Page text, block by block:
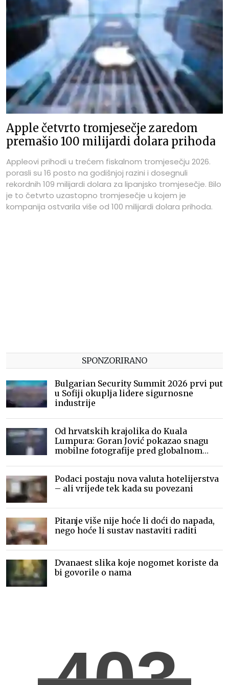
Apple četvrto tromjesečje zaredom
premašio 100 milijardi dolara prihoda
Appleovi prihodi u trećem fiskalnom tromjesečju 2026.
porasli su 16 posto na godišnjoj razini i dosegnuli
rekordnih 109 milijardi dolara za lipanjsko tromjesečje. Bilo
je to četvrto uzastopno tromjesečje u kojem je
kompanija ostvarila više od 100 milijardi dolara prihoda.
SPONZORIRANO
Bulgarian Security Summit 2026 prvi put
u Sofiji okuplja lidere sigurnosne
industrije
Od hrvatskih krajolika do Kuala
Lumpura: Goran Jović pokazao snagu
mobilne fotografije pred globalnom
Podaci postaju nova valuta hotelijerstva
– ali vrijede tek kada su povezani
Pitanje više nije hoće li doći do napada,
nego hoće li sustav nastaviti raditi
Dvanaest slika koje nogomet koriste da
bi govorile o nama